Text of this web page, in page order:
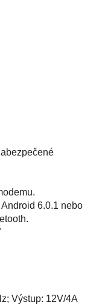
6.0.1 nebo
Výstup: 12V/4A